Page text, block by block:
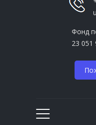
Фонд
23 051